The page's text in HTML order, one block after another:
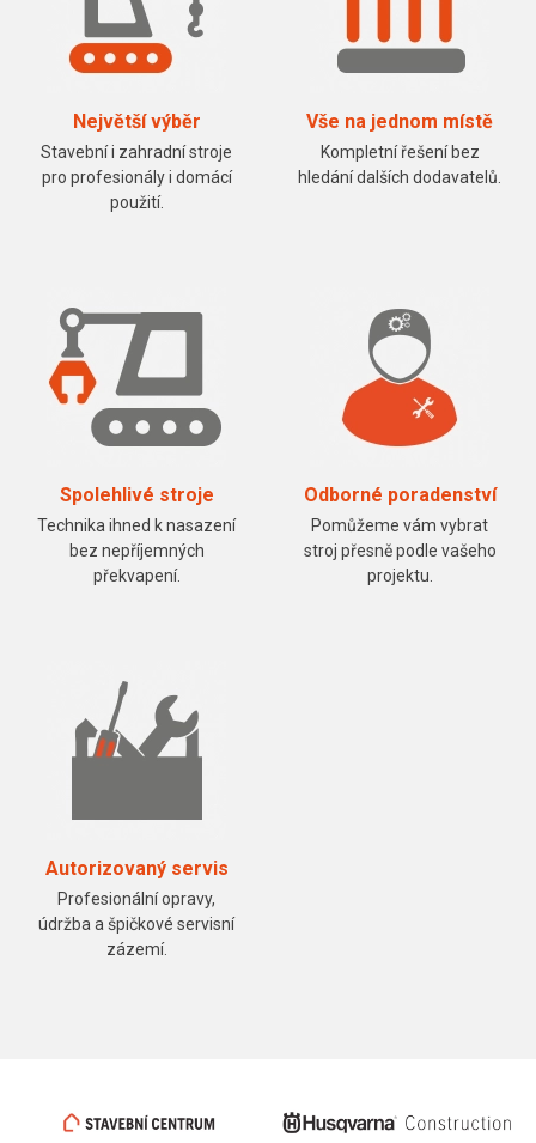
Největší výběr
Stavební i zahradní stroje
pro profesionály i domácí
použití.
Vše na jednom místě
Kompletní řešení bez
hledání dalších dodavatelů.
Spolehlivé stroje
Technika ihned k nasazení
bez nepříjemných
překvapení.
Odborné poradenství
Pomůžeme vám vybrat
stroj přesně podle vašeho
projektu.
Autorizovaný servis
Profesionální opravy,
údržba a špičkové servisní
zázemí.